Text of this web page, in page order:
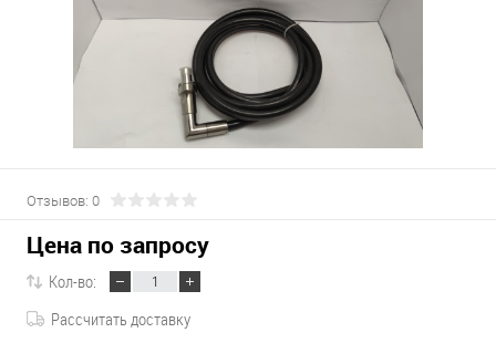
Отзывов: 0
Цена по запросу
Кол-во:
Рассчитать доставку